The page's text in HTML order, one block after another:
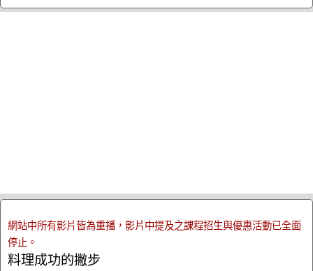
網站中所有影片皆為重播，影片中提及之課程招生與優惠活動已全面
停止。
料理成功的撇步